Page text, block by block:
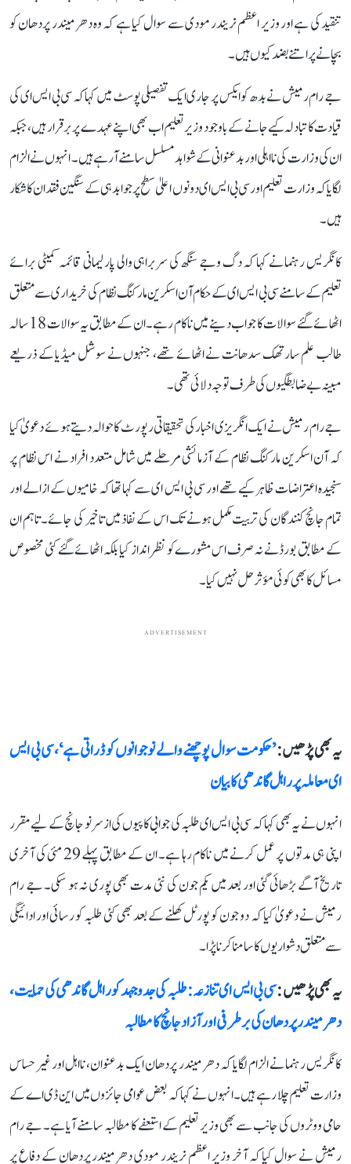
تنقید کی ہے اور وزیر اعظم نریندر مودی سے سوال کیا ہے کہ وہ دھرمیندر پردھان کو
بچانے پر اتنے بضد کیوں ہیں۔
جے رام رمیش نے بدھ کو ایکس پر جاری ایک تفصیلی پوسٹ میں کہا کہ سی بی ایس ای کی
قیادت کا تبادلہ کیے جانے کے باوجود وزیر تعلیم اب بھی اپنے عہدے پر برقرار ہیں، جبکہ
ان کی وزارت کی نااہلی اور بدعنوانی کے شواہد مسلسل سامنے آ رہے ہیں۔ انہوں نے الزام
لگایا کہ وزارت تعلیم اور سی بی ایس ای دونوں اعلیٰ سطح پر جوابدہی کے سنگین فقدان کا شکار
ہیں۔
کانگریس رہنما نے کہا کہ دگ وجے سنگھ کی سربراہی والی پارلیمانی قائمہ کمیٹی برائے
تعلیم کے سامنے سی بی ایس ای کے حکام آن اسکرین مارکنگ نظام کی خریداری سے متعلق
اٹھائے گئے سوالات کا جواب دینے میں ناکام رہے۔ ان کے مطابق یہ سوالات 18 سالہ
طالب علم سارتھک سدھانت نے اٹھائے تھے، جنہوں نے سوشل میڈیا کے ذریعے
مبینہ بے ضابطگیوں کی طرف توجہ دلائی تھی۔
جے رام رمیش نے ایک انگریزی اخبار کی تحقیقاتی رپورٹ کا حوالہ دیتے ہوئے دعویٰ کیا
کہ آن اسکرین مارکنگ نظام کے آزمائشی مرحلے میں شامل متعدد افراد نے اس نظام پر
سنجیدہ اعتراضات ظاہر کیے تھے اور سی بی ایس ای سے کہا تھا کہ خامیوں کے ازالے اور
تمام جانچ کنندگان کی تربیت مکمل ہونے تک اس کے نفاذ میں تاخیر کی جائے۔ تاہم ان
کے مطابق بورڈ نے نہ صرف اس مشورے کو نظر انداز کیا بلکہ اٹھائے گئے کئی مخصوص
مسائل کا بھی کوئی مؤثر حل نہیں کیا۔
ADVERTISEMENT
یہ بھی پڑھیں :’حکومت سوال پوچھنے والے نوجوانوں کو ڈراتی ہے‘، سی بی ایس
ای معاملہ پر راہل گاندھی کا بیان
انہوں نے یہ بھی کہا کہ سی بی ایس ای طلبہ کی جوابی کاپیوں کی ازسرنو جانچ کے لیے مقرر
اپنی ہی مدتوں پر عمل کرنے میں ناکام رہا ہے۔ ان کے مطابق پہلے 29 مئی کی آخری
تاریخ آگے بڑھائی گئی اور بعد میں یکم جون کی نئی مدت بھی پوری نہ ہو سکی۔ جے رام
رمیش نے دعویٰ کیا کہ دو جون کو پورٹل کھلنے کے بعد بھی کئی طلبہ کو رسائی اور ادائیگی
سے متعلق دشواریوں کا سامنا کرنا پڑا۔
یہ بھی پڑھیں :سی بی ایس ای تنازعہ: طلبہ کی جدوجہد کو راہل گاندھی کی حمایت،
دھرمیندر پردھان کی برطرفی اور آزاد جانچ کا مطالبہ
کانگریس رہنما نے الزام لگایا کہ دھرمیندر پردھان ایک بدعنوان، نااہل اور غیر حساس
وزارت تعلیم چلا رہے ہیں۔ انہوں نے کہا کہ بعض عوامی جائزوں میں این ڈی اے کے
حامی ووٹروں کی جانب سے بھی وزیر تعلیم کے استعفے کا مطالبہ سامنے آیا ہے۔ جے رام
رمیش نے سوال کیا کہ آخر وزیر اعظم نریندر مودی دھرمیندر پردھان کے دفاع پر